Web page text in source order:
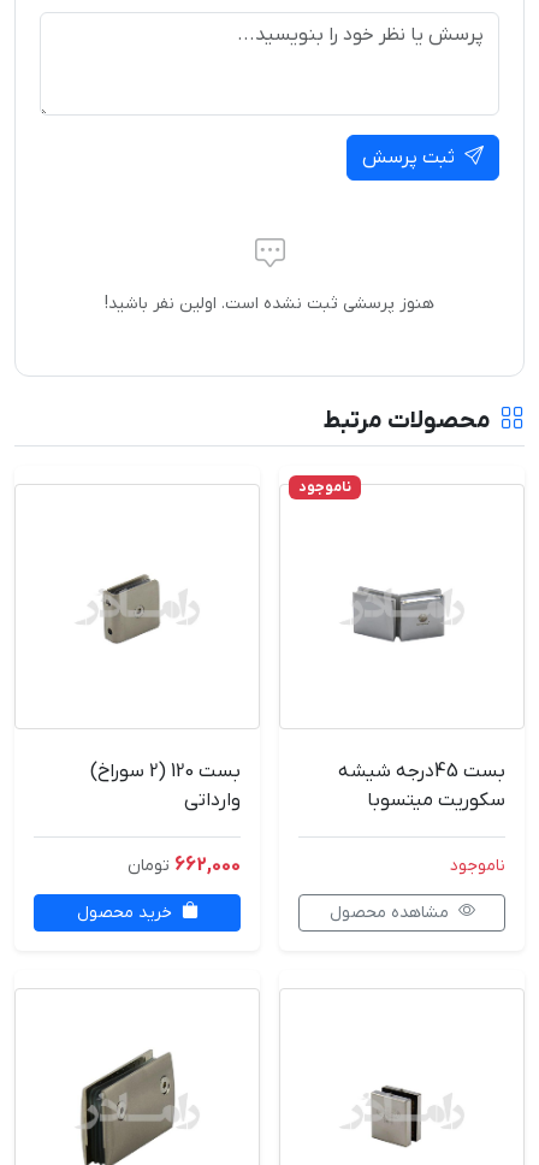
ثبت پرسش
هنوز پرسشی ثبت نشده است. اولین نفر باشید!
محصولات مرتبط
ناموجود
بست 45درجه شیشه
سکوریت میتسوبا
ناموجود
مشاهده محصول
بست 120 (2 سوراخ)
وارداتی
662,000 تومان
خرید محصول